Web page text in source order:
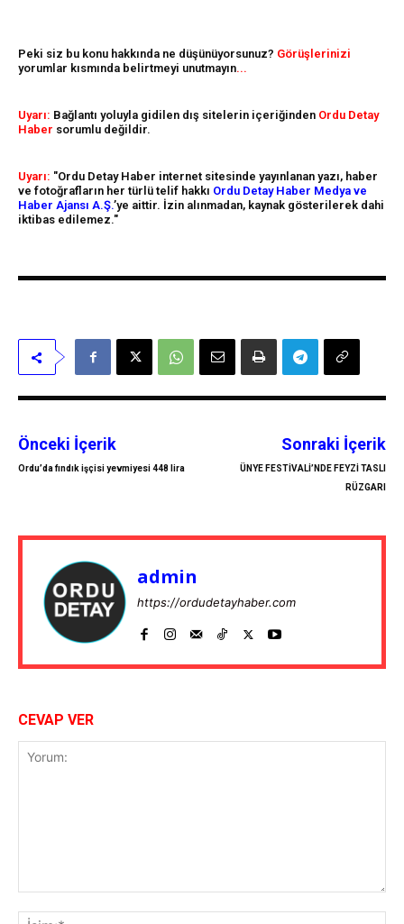
Peki siz bu konu hakkında ne düşünüyorsunuz? Görüşlerinizi
yorumlar kısmında belirtmeyi unutmayın...
Uyarı: Bağlantı yoluyla gidilen dış sitelerin içeriğinden Ordu Detay
Haber sorumlu değildir.
Uyarı: "Ordu Detay Haber internet sitesinde yayınlanan yazı, haber
ve fotoğrafların her türlü telif hakkı Ordu Detay Haber Medya ve
Haber Ajansı A.Ş.’ye aittir. İzin alınmadan, kaynak gösterilerek dahi
iktibas edilemez."
Önceki İçerik
Ordu’da fındık işçisi yevmiyesi 448 lira
Sonraki İçerik
ÜNYE FESTİVALİ’NDE FEYZİ TASLI
RÜZGARI
admin
https://ordudetayhaber.com
CEVAP VER